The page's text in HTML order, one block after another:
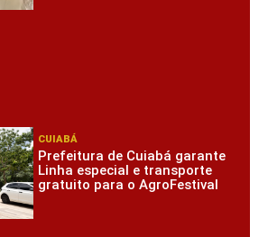
CUIABÁ
Prefeitura de Cuiabá garante
Linha especial e transporte
gratuito para o AgroFestival